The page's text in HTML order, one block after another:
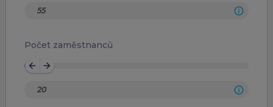
Počet zaměstnanců
arrow_back arrow_forward